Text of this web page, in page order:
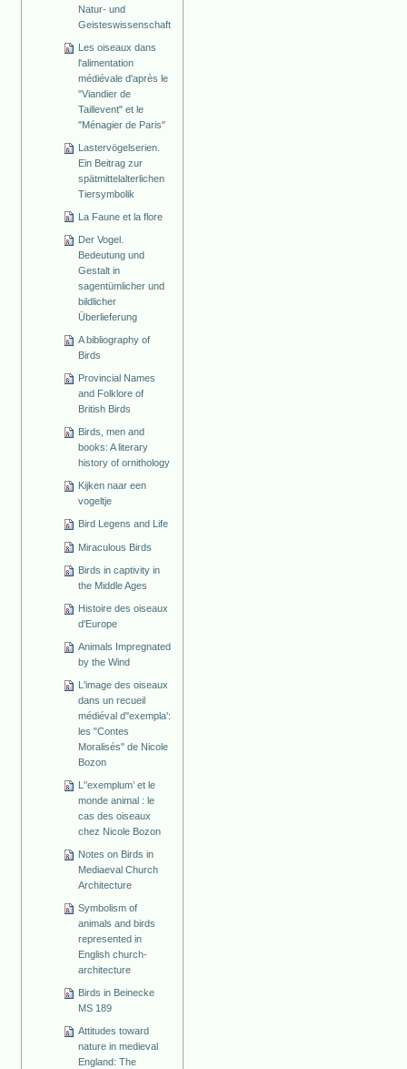
Natur- und
Geisteswissenschaft
Les oiseaux dans
l'alimentation
médiévale d'après le
"Viandier de
Taillevent" et le
"Ménagier de Paris"
Lastervögelserien.
Ein Beitrag zur
spätmittelalterlichen
Tiersymbolik
La Faune et la flore
Der Vogel.
Bedeutung und
Gestalt in
sagentümlicher und
bildlicher
Überlieferung
A bibliography of
Birds
Provincial Names
and Folklore of
British Birds
Birds, men and
books: A literary
history of ornithology
Kijken naar een
vogeltje
Bird Legens and Life
Miraculous Birds
Birds in captivity in
the Middle Ages
Histoire des oiseaux
d'Europe
Animals Impregnated
by the Wind
L'image des oiseaux
dans un recueil
médiéval d''exempla':
les "Contes
Moralisés" de Nicole
Bozon
L'’exemplum’ et le
monde animal : le
cas des oiseaux
chez Nicole Bozon
Notes on Birds in
Mediaeval Church
Architecture
Symbolism of
animals and birds
represented in
English church-
architecture
Birds in Beinecke
MS 189
Attitudes toward
nature in medieval
England: The